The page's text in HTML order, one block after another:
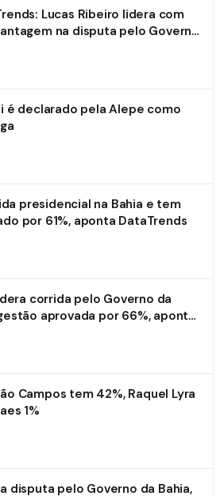
Lucas Ribeiro lidera com
na disputa pelo Governo
é declarado pela Alepe como
presidencial na Bahia e tem
por 61%, aponta DataTrends
corrida pelo Governo da
aprovada por 66%, aponta
Campos tem 42%, Raquel Lyra
1%
disputa pelo Governo da Bahia,